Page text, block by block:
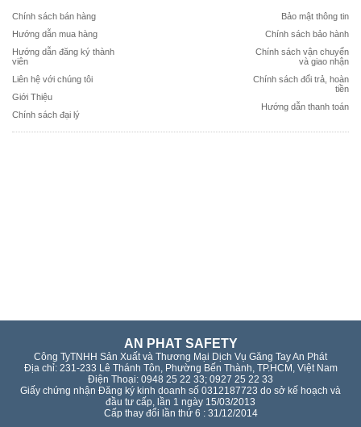
Chính sách bán hàng
Hướng dẫn mua hàng
Hướng dẫn đăng ký thành
viên
Liên hệ với chúng tôi
Giới Thiệu
Chính sách đại lý
Bảo mật thông tin
Chính sách bảo hành
Chính sách vận chuyển
và giao nhận
Chính sách đổi trả, hoàn
tiền
Hướng dẫn thanh toán
AN PHAT SAFETY
Công TyTNHH Sản Xuất và Thương Mại Dịch Vụ Găng Tay An Phát
Địa chỉ: 231-233 Lê Thánh Tôn, Phường Bến Thành, TP.HCM, Việt Nam
Điện Thoại: 0948 25 22 33; 0927 25 22 33
Giấy chứng nhận Đăng ký kinh doanh số 0312187723 do sở kế hoạch và
đầu tư cấp, lần 1 ngày 15/03/2013
Cấp thay đổi lần thứ 6 : 31/12/2014